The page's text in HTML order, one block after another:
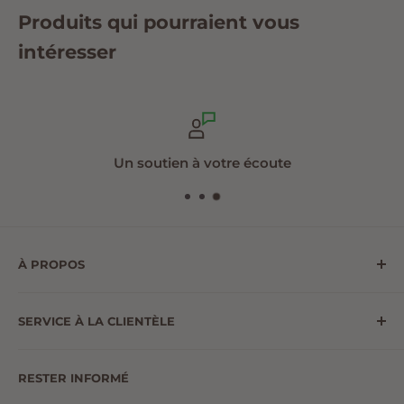
Produits qui pourraient vous
intéresser
Un soutien à votre écoute
À PROPOS
distribution québécoise qui existe depuis 35 ans.
différents. Nos partenaires sont sélectionnés
SERVICE À LA CLIENTÈLE
ANNULATION ET RETOUR
RESTER INFORMÉ